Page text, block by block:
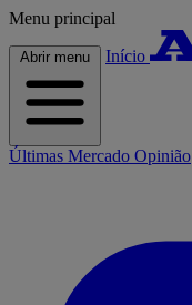
Menu principal
Abrir menu Início
Últimas Mercado Opinião